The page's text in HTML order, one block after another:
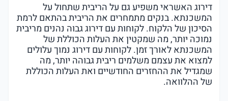
דירוג האשראי משפיע גם על הריבית שתחול על
המשכנתא. בנקים מתמחרים את הריבית בהתאם לרמת
הסיכון של הלקוח. לקוחות עם דירוג גבוה נהנים מריבית
נמוכה יותר, מה שמקטין את העלות הכוללת של
המשכנתא לאורך זמן. לקוחות עם דירוג נמוך עלולים
למצוא את עצמם משלמים ריבית גבוהה יותר, מה
שמגדיל את ההחזרים החודשיים ואת העלות הכוללת
של ההלוואה.